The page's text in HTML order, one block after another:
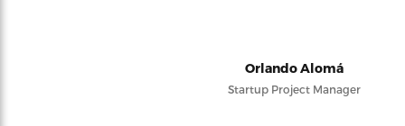
Orlando Alomá
Startup Project Manager